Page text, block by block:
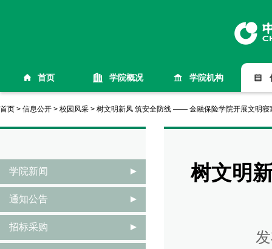
首页 学院概况 学院机构
首页 > 信息公开 > 校园风采 > 树文明新风 筑安全防线 —— 金融保险学院开展文明寝
树文明
学院新闻
通知公告
招标采购